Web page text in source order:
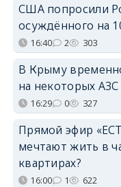
США попросили
осуждённого на
16:40 2 303
В Крыму
на некоторых АЗС
16:29 0 327
Прямой эфир
мечтают жить в
квартирах?
16:00 1 622